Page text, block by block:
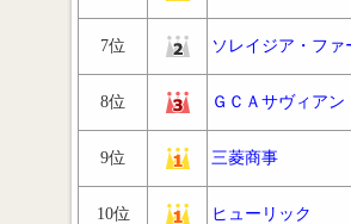
7位 ソレイジア・ファ
8位 ＧＣＡサヴィアン
9位 三菱商事
10位 ヒューリック